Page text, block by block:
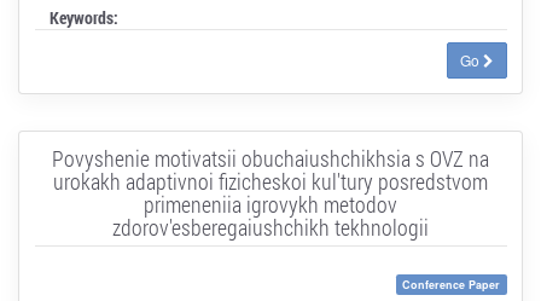
Keywords:
Go
Povyshenie motivatsii obuchaiushchikhsia s OVZ na
urokakh adaptivnoi fizicheskoi kul'tury posredstvom
primeneniia igrovykh metodov
zdorov'esberegaiushchikh tekhnologii
Conference Paper